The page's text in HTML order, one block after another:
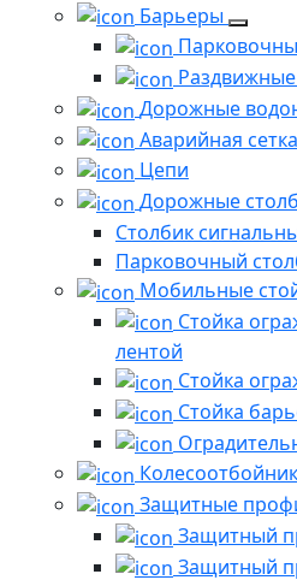
Барьеры
Дорожные
Аварийная
Цепи
Дорожные
Столбик
Парковочный
Мобильные
Стойка
лентой
Стойка
Стойка
Защитные
Защитный
Защитный